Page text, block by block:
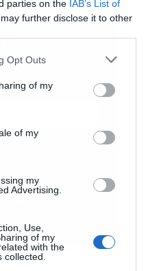
parties on the IAB’s List of
further disclose it to other
Opt Outs
of my
of my
my
Advertising.
Use,
of my
with the
αναταράξεων και
γεωργία και
λόγω ζωονόσων